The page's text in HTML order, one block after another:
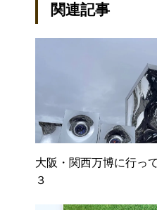
関連記事
大阪・関西万博に行っ
３